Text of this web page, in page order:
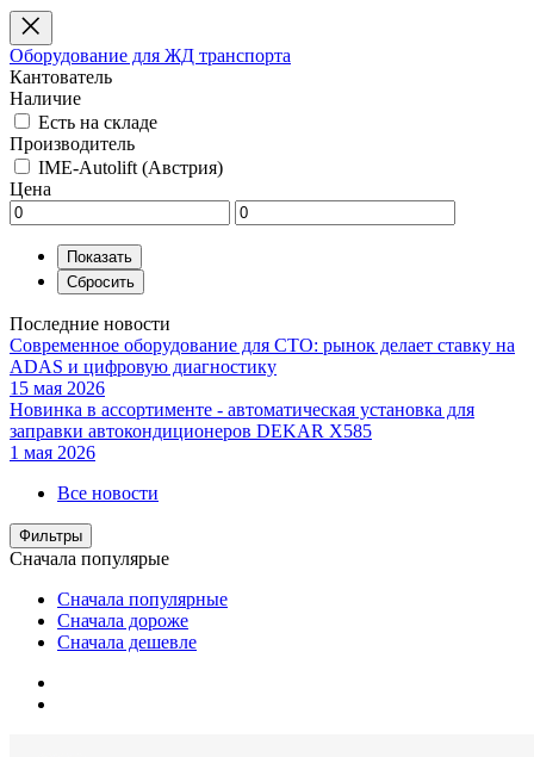
Оборудование для ЖД транспорта
Кантователь
Наличие
Есть на складе
Производитель
IME-Autolift (Австрия)
Цена
Последние новости
Современное оборудование для СТО: рынок делает ставку на
ADAS и цифровую диагностику
15 мая 2026
Новинка в ассортименте - автоматическая установка для
заправки автокондиционеров DEKAR X585
1 мая 2026
Все новости
Фильтры
Сначала популярые
Сначала популярные
Сначала дороже
Сначала дешевле